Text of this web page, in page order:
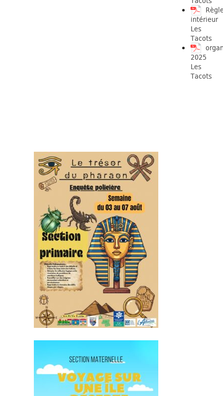
intérieur
Les
Tacots
2025
Les
Tacots